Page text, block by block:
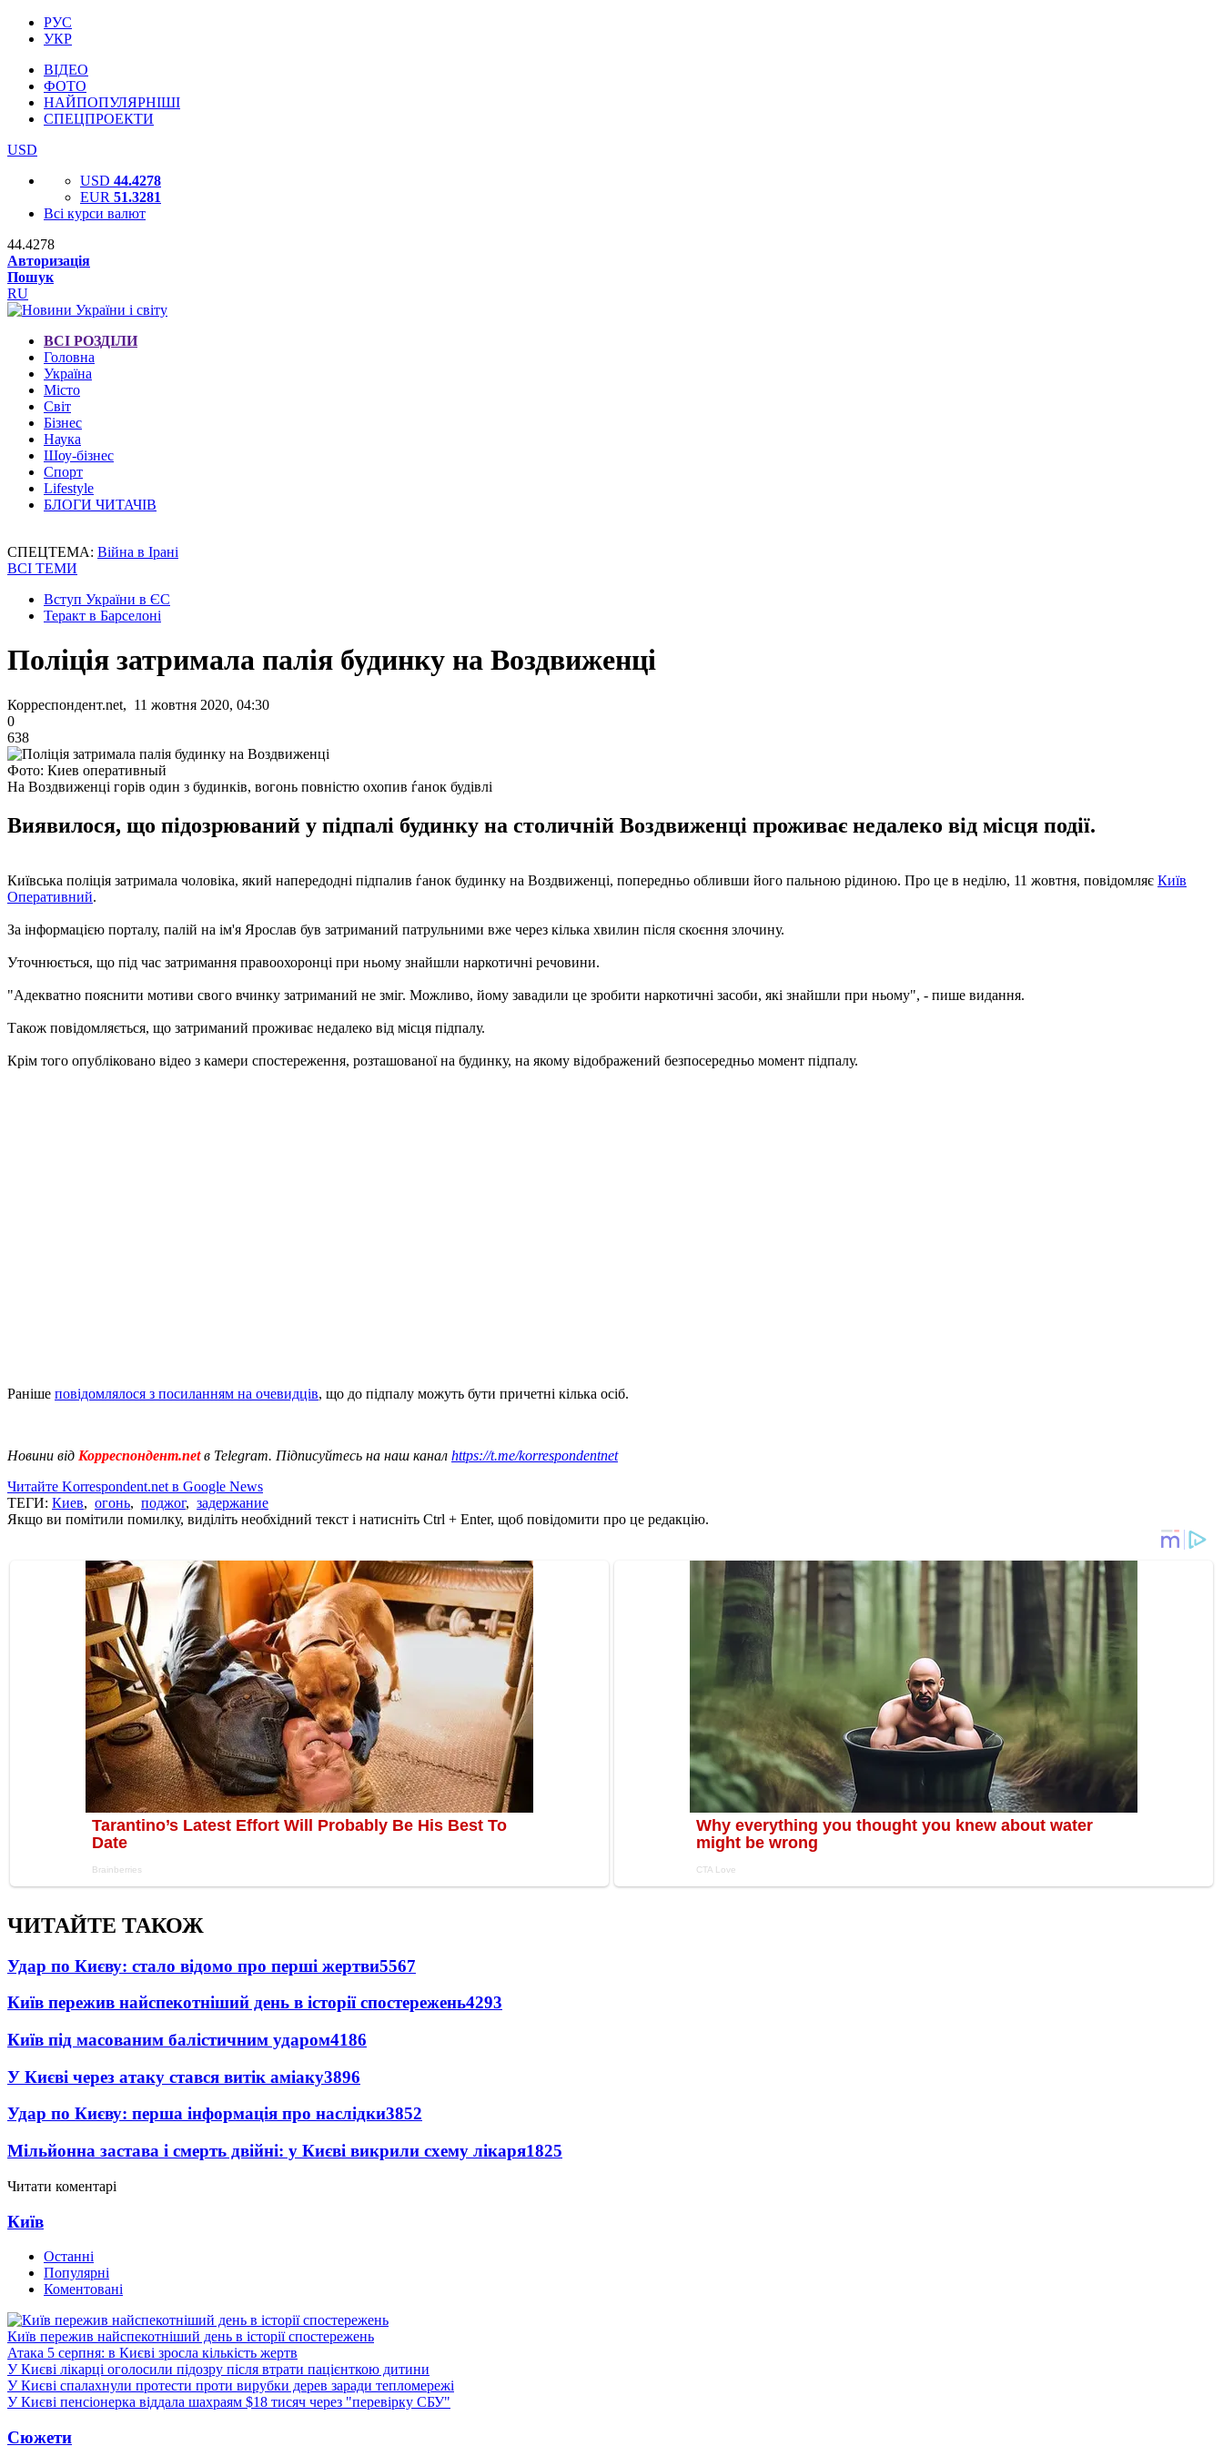
РУС
УКР
ВІДЕО
ФОТО
НАЙПОПУЛЯРНІШІ
СПЕЦПРОЕКТИ
USD
USD 44.4278
EUR 51.3281
Всі курси валют
44.4278
Авторизація
Пошук
RU
ВСІ РОЗДІЛИ
Головна
Україна
Місто
Світ
Бізнес
Наука
Шоу-бізнес
Спорт
Lifestyle
БЛОГИ ЧИТАЧІВ
СПЕЦТЕМА: Війна в Ірані
ВСІ ТЕМИ
Вступ України в ЄС
Теракт в Барселоні
Поліція затримала палія будинку на Воздвиженці
Корреспондент.net, 11 жовтня 2020, 04:30
0
638
Фото: Киев оперативный
На Воздвиженці горів один з будинків, вогонь повністю охопив ѓанок будівлі
Виявилося, що підозрюваний у підпалі будинку на столичній Воздвиженці проживає недалеко від місця події.
Київська поліція затримала чоловіка, який напередодні підпалив ѓанок будинку на Воздвиженці, попередньо обливши його пальною рідиною. Про це в неділю, 11 жовтня, повідомляє Київ
Оперативний.
За інформацією порталу, палій на ім'я Ярослав був затриманий патрульними вже через кілька хвилин після скоєння злочину.
Уточнюється, що під час затримання правоохоронці при ньому знайшли наркотичні речовини.
"Адекватно пояснити мотиви свого вчинку затриманий не зміг. Можливо, йому завадили це зробити наркотичні засоби, які знайшли при ньому", - пише видання.
Також повідомляється, що затриманий проживає недалеко від місця підпалу.
Крім того опубліковано відео з камери спостереження, розташованої на будинку, на якому відображений безпосередньо момент підпалу.
Раніше повідомлялося з посиланням на очевидців, що до підпалу можуть бути причетні кілька осіб.
Новини від Корреспондент.netв Telegram. Підписуйтесь на наш канал https://t.me/korrespondentnet
Читайте Korrespondent.net в Google News
ТЕГИ: Киев, огонь, поджог, задержание
Якщо ви помітили помилку, виділіть необхідний текст і натисніть Ctrl + Enter, щоб повідомити про це редакцію.
ЧИТАЙТЕ ТАКОЖ
Удар по Києву: стало відомо про перші жертви5567
Київ пережив найспекотніший день в історії спостережень4293
Київ під масованим балістичним ударом4186
У Києві через атаку стався витік аміаку3896
Удар по Києву: перша інформація про наслідки3852
Мільйонна застава і смерть двійні: у Києві викрили схему лікаря1825
Читати коментарі
Київ
Останні
Популярні
Коментовані
Київ пережив найспекотніший день в історії спостережень
Атака 5 серпня: в Києві зросла кількість жертв
У Києві лікарці оголосили підозру після втрати пацієнткою дитини
У Києві спалахнули протести проти вирубки дерев заради тепломережі
У Києві пенсіонерка віддала шахраям $18 тисяч через "перевірку СБУ"
Сюжети